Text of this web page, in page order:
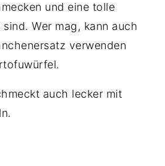
und eine tolle
Wer mag, kann auch
verwenden
auch lecker mit